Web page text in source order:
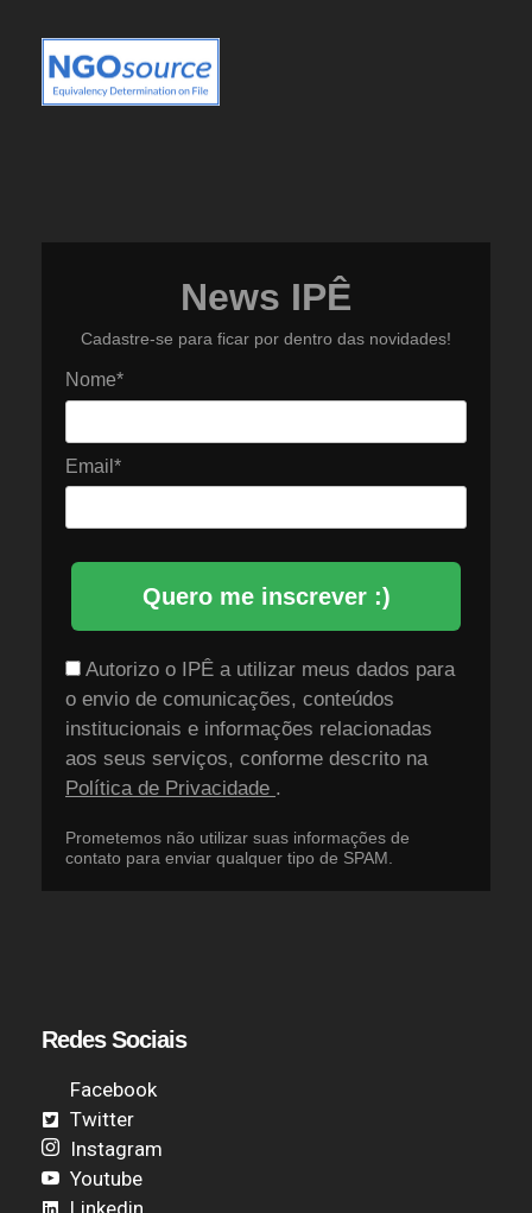
News IPÊ
Cadastre-se para ficar por dentro das novidades!
Nome*
Email*
Quero me inscrever :)
Autorizo o IPÊ a utilizar meus dados para
o envio de comunicações, conteúdos
institucionais e informações relacionadas
aos seus serviços, conforme descrito na
Política de Privacidade .
Prometemos não utilizar suas informações de
contato para enviar qualquer tipo de SPAM.
Redes Sociais
Facebook
Twitter
Instagram
Youtube
Linkedin